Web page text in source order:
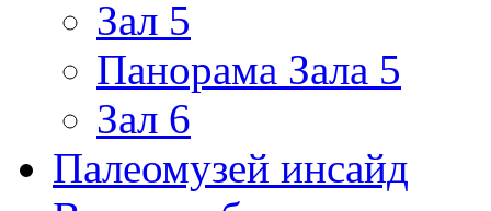
Зал 5
Панорама Зала 5
Зал 6
Палеомузей инсайд